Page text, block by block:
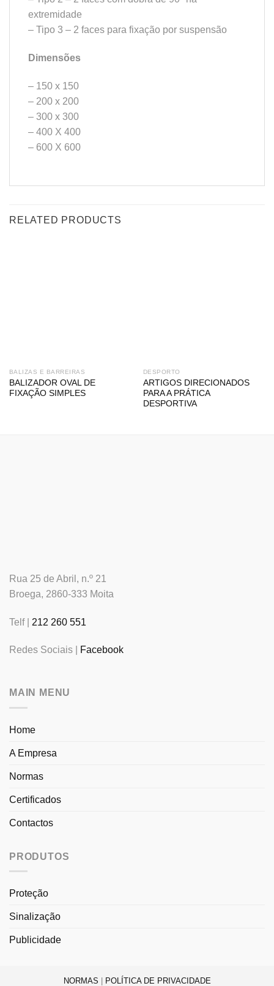
extremidade
– Tipo 3 – 2 faces para fixação por suspensão
Dimensões
– 150 x 150
– 200 x 200
– 300 x 300
– 400 X 400
– 600 X 600
RELATED PRODUCTS
BALIZAS E BARREIRAS
BALIZADOR OVAL DE
FIXAÇÃO SIMPLES
DESPORTO
ARTIGOS DIRECIONADOS
PARA A PRÁTICA
DESPORTIVA
Rua 25 de Abril, n.º 21
Broega, 2860-333 Moita
Telf | 212 260 551
Redes Sociais | Facebook
MAIN MENU
Home
A Empresa
Normas
Certificados
Contactos
PRODUTOS
Proteção
Sinalização
Publicidade
NORMAS POLÍTICA DE PRIVACIDADE